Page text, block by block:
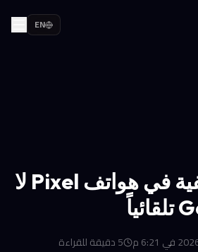
EN
4 ميزات مخفية في هواتف Pixel لا
5دقيقة للقراءة